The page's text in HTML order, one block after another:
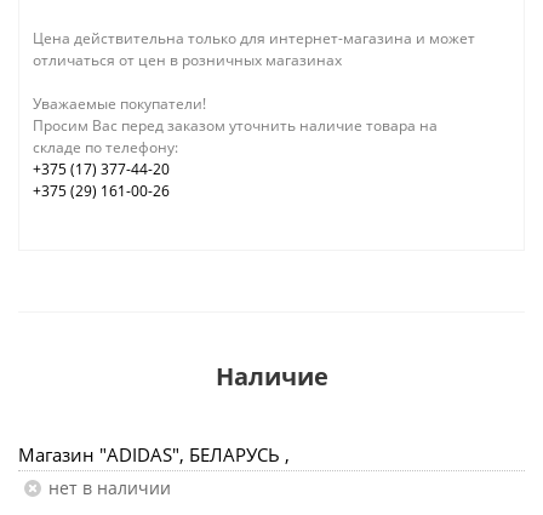
Цена действительна только для интернет-магазина и может
отличаться от цен в розничных магазинах
Уважаемые покупатели!
Просим Вас перед заказом уточнить наличие товара на
складе по телефону:
+375 (17) 377-44-20
+375 (29) 161-00-26
Наличие
Магазин "ADIDAS", БЕЛАРУСЬ ,
Нет в наличии